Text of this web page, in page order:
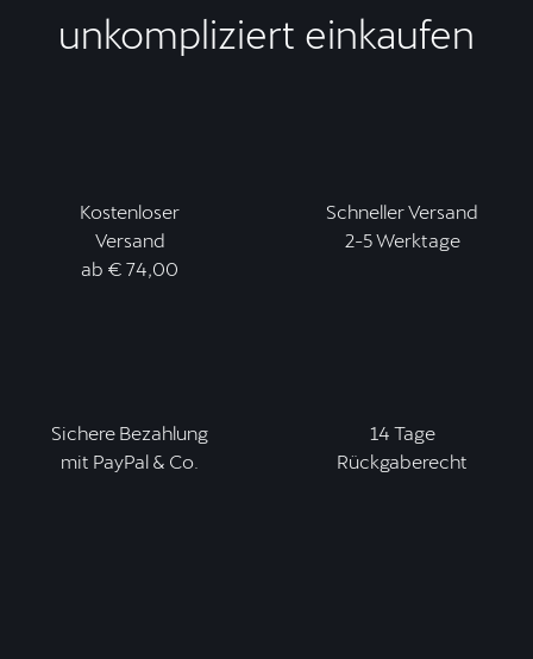
unkompliziert einkaufen
Kostenloser
Versand
ab € 74,00
Schneller Versand
2-5 Werktage
Sichere Bezahlung
mit PayPal & Co.
14 Tage
Rückgaberecht